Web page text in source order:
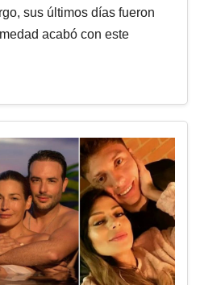
sus últimos días fueron
acabó con este